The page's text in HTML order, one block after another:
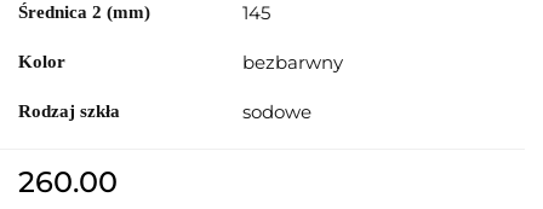
Średnica 2 (mm) 145
Kolor bezbarwny
Rodzaj szkła sodowe
260.00